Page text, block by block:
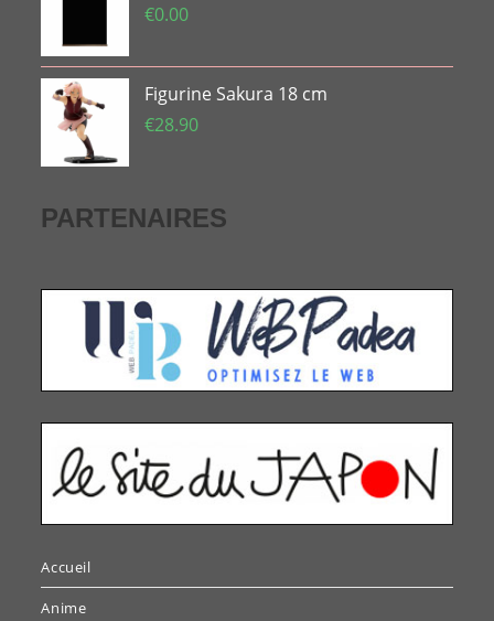
€0.00
Figurine Sakura 18 cm
€28.90
PARTENAIRES
Accueil
Anime